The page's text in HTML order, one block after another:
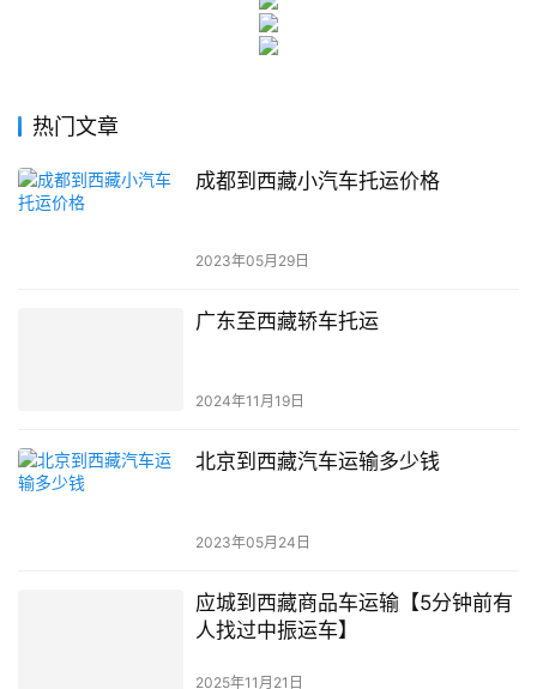
热门文章
成都到西藏小汽车托运价格
2023年05月29日
广东至西藏轿车托运
2024年11月19日
北京到西藏汽车运输多少钱
2023年05月24日
应城到西藏商品车运输【5分钟前有
人找过中振运车】
2025年11月21日